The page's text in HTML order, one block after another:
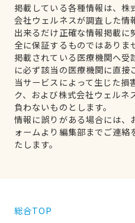
掲載している各種情報は、
会社ウェルネスが調査した情
出来るだけ正確な情報掲載
全に保証するものではありま
掲載されている医療機関へ
に必ず該当の医療機関に直接
当サービスによって生じた損
ク、および株式会社ウェル
負わないものとします。
情報に誤りがある場合には、
ォームより編集部までご連
たします。
総合TOP